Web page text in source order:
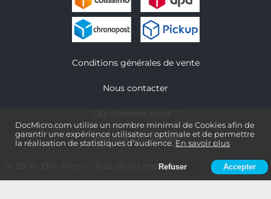
DocMicro.com utilise un nombre minimal de Cookies afin de
garantir une expérience utilisateur optimale et de permettre
la réalisation de statistiques d'audience. En savoir plus
Refuser Accepter
Conditions générales de vente
Nous contacter
Informations légales
- Tous droits réservés